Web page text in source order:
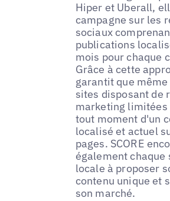
Hiper et Uberall,
campagne sur les
sociaux
publications
mois pour chaque
Grâce à cette
garantit que
sites disposant de
marketing limitées
tout moment d'un
localisé et actuel
pages. SCORE
également chaque
locale à proposer
contenu unique et
son marché.